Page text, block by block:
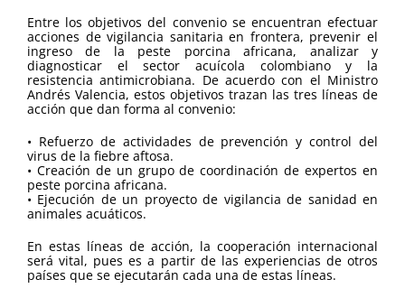
Entre los objetivos del convenio se encuentran efectuar
acciones de vigilancia sanitaria en frontera, prevenir el
ingreso de la peste porcina africana, analizar y
diagnosticar el sector acuícola colombiano y la
resistencia antimicrobiana. De acuerdo con el Ministro
Andrés Valencia, estos objetivos trazan las tres líneas de
acción que dan forma al convenio:
• Refuerzo de actividades de prevención y control del
virus de la fiebre aftosa.
• Creación de un grupo de coordinación de expertos en
peste porcina africana.
• Ejecución de un proyecto de vigilancia de sanidad en
animales acuáticos.
En estas líneas de acción, la cooperación internacional
será vital, pues es a partir de las experiencias de otros
países que se ejecutarán cada una de estas líneas.